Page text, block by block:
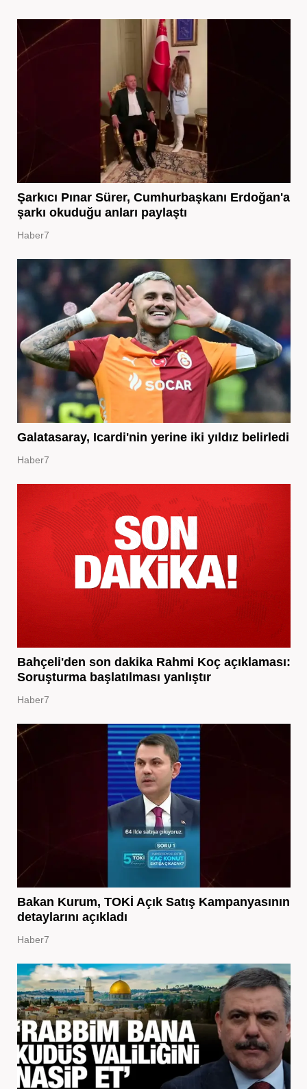
Şarkıcı Pınar Sürer, Cumhurbaşkanı Erdoğan'a
şarkı okuduğu anları paylaştı
Haber7
Galatasaray, Icardi'nin yerine iki yıldız belirledi
Haber7
Bahçeli'den son dakika Rahmi Koç açıklaması:
Soruşturma başlatılması yanlıştır
Haber7
Bakan Kurum, TOKİ Açık Satış Kampanyasının
detaylarını açıkladı
Haber7